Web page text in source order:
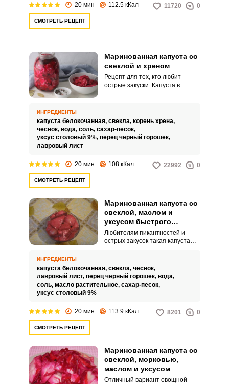
20 мин 112.5 кКал 11720 0
СМОТРЕТЬ РЕЦЕПТ
Маринованная капуста со
свеклой и хреном
Рецепт для тех, кто любит
острые закуски. Капуста в
ИНГРЕДИЕНТЫ
капуста белокочанная, свекла, корень хрена,
чеснок, вода, соль, сахар-песок,
уксус столовый 9%, перец чёрный горошек,
лавровый лист
20 мин 108 кКал 22992 0
СМОТРЕТЬ РЕЦЕПТ
Маринованная капуста со
свеклой, маслом и
уксусом быстрого
приготовления
Любителям пикантностей и
острых закусок такая капуста
всего-то и нужно, что нарезать
овощи и приготовить маринад.
ИНГРЕДИЕНТЫ
капуста белокочанная, свекла, чеснок,
лавровый лист, перец чёрный горошек, вода,
соль, масло растительное, сахар-песок,
уксус столовый 9%
20 мин 113.9 кКал 8201 0
СМОТРЕТЬ РЕЦЕПТ
Маринованная капуста со
свеклой, морковью,
маслом и уксусом
Отличный вариант овощной